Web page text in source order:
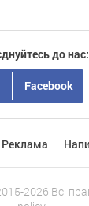
до нас:
Facebook
Реклама
2026 Всі